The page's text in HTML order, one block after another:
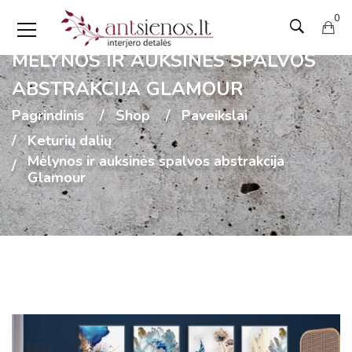
0
MĖLYNOS IR AUKSINĖS SPALVOS
ABSTRAKCIJA GLAMOUR
Pagrindinis Shop
Paveikslai
Keturių dalių
Mėlynos ir auksinės spalvos abstrakcija
Glamour
NEW